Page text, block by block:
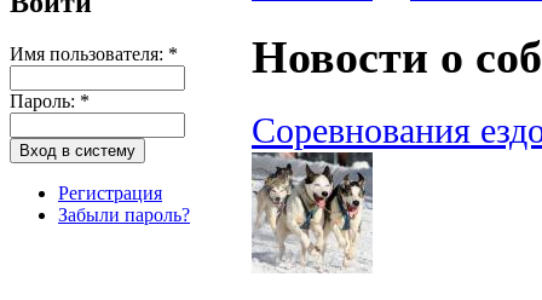
Имя пользователя: *
Пароль: *
Регистрация
Забыли пароль?
Новости о
Соревнования